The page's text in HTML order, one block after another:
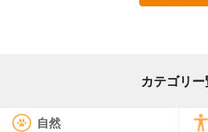
カテゴリー
自然